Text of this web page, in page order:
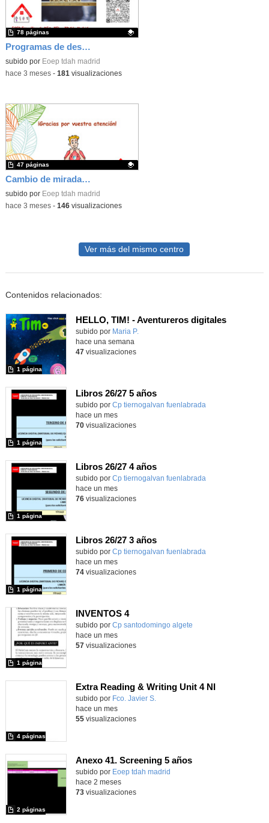
Programas de desarrollo de las funciones ejecutivas del Equipo
Contenido educativo.
subido por Eoep tdah madrid
78 páginas
-hace 3 meses- 181 visualizaciones
Cambio de mirada en la atención inclusiva (Jornadas Parla 2026)
Contenido educativo.
subido por Eoep tdah madrid
47 páginas
-hace 3 meses- 146visualizaciones
Ver más del mismo centro
Contenidos relacionados:
HELLO, TIM! - Aventureros digitales
Contenido educativo.
subido por Maria P.
1 página
hace una semana
47visualizaciones
Libros 26/27 5 años
subido por Cp tiernogalvan fuenlabrada
1 página
hace un mes
70visualizaciones
Libros 26/27 4 años
subido por Cp tiernogalvan fuenlabrada
1 página
hace un mes
76visualizaciones
Libros 26/27 3 años
subido por Cp tiernogalvan fuenlabrada
1 página
hace un mes
74visualizaciones
INVENTOS 4
Contenido educativo.
subido por Cp santodomingo algete
1 página
hace un mes
57visualizaciones
Extra Reading & Writing Unit 4 NI
Contenido educativo.
subido por Fco. Javier S.
4 páginas
hace un mes
55visualizaciones
Anexo 41. Screening 5 años
Contenido educativo.
subido por Eoep tdah madrid
2 páginas
hace 2 meses
73visualizaciones